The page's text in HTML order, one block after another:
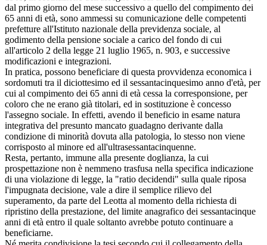
dal primo giorno del mese successivo a quello del compimento dei
65 anni di età, sono ammessi su comunicazione delle competenti
prefetture all'Istituto nazionale della previdenza sociale, al
godimento della pensione sociale a carico del fondo di cui
all'articolo 2 della legge 21 luglio 1965, n. 903, e successive
modificazioni e integrazioni.
In pratica, possono beneficiare di questa provvidenza economica i
sordomuti tra il diciottesimo ed il sessantacinquesimo anno d'età, per
cui al compimento dei 65 anni di età cessa la corresponsione, per
coloro che ne erano già titolari, ed in sostituzione è concesso
l'assegno sociale. In effetti, avendo il beneficio in esame natura
integrativa del presunto mancato guadagno derivante dalla
condizione di minorità dovuta alla patologia, lo stesso non viene
corrisposto al minore ed all'ultrasessantacinquenne.
Resta, pertanto, immune alla presente doglianza, la cui
prospettazione non è nemmeno trasfusa nella specifica indicazione
di una violazione di legge, la "ratio decidendi" sulla quale riposa
l'impugnata decisione, vale a dire il semplice rilievo del
superamento, da parte del Leotta al momento della richiesta di
ripristino della prestazione, del limite anagrafico dei sessantacinque
anni di età entro il quale soltanto avrebbe potuto continuare a
beneficiarne.